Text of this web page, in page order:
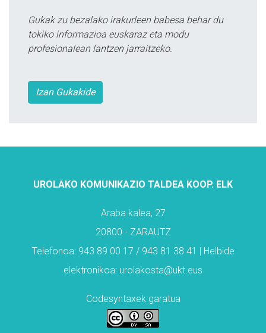
Gukak zu bezalako irakurleen babesa behar du
tokiko informazioa euskaraz eta modu
profesionalean lantzen jarraitzeko.
Izan Gukakide
UROLAKO KOMUNIKAZIO TALDEA KOOP. ELK
Araba kalea, 27
20800 - ZARAUTZ
Telefonoa: 943 89 00 17 / 943 81 38 41 | Helbide
elektronikoa: urolakosta@ukt.eus
Codesyntaxek garatua